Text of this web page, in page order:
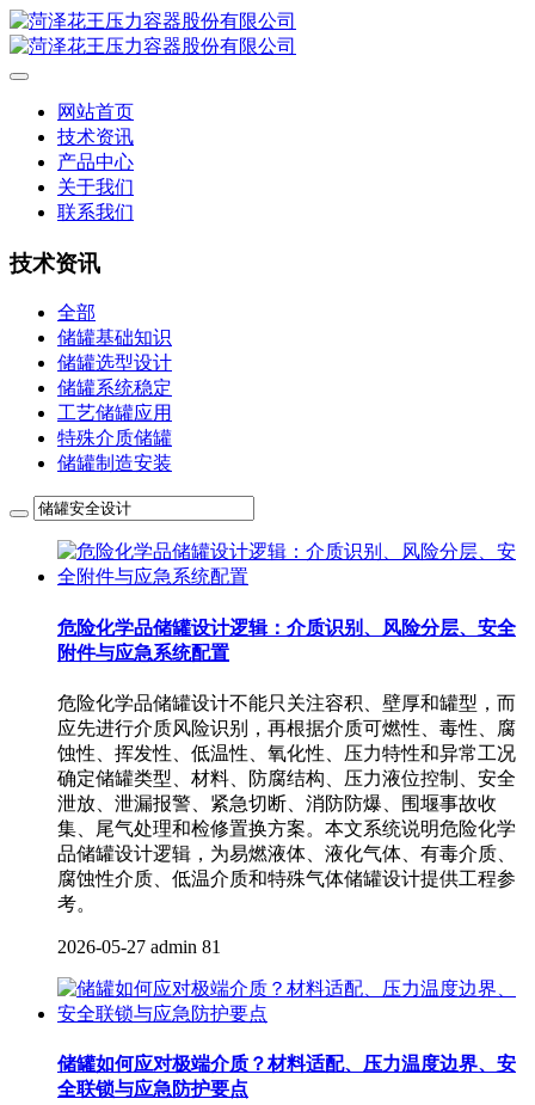
网站首页
技术资讯
产品中心
关于我们
联系我们
技术资讯
全部
储罐基础知识
储罐选型设计
储罐系统稳定
工艺储罐应用
特殊介质储罐
储罐制造安装
危险化学品储罐设计逻辑：介质识别、风险分层、安全
附件与应急系统配置
危险化学品储罐设计不能只关注容积、壁厚和罐型，而
应先进行介质风险识别，再根据介质可燃性、毒性、腐
蚀性、挥发性、低温性、氧化性、压力特性和异常工况
确定储罐类型、材料、防腐结构、压力液位控制、安全
泄放、泄漏报警、紧急切断、消防防爆、围堰事故收
集、尾气处理和检修置换方案。本文系统说明危险化学
品储罐设计逻辑，为易燃液体、液化气体、有毒介质、
腐蚀性介质、低温介质和特殊气体储罐设计提供工程参
考。
2026-05-27 admin 81
储罐如何应对极端介质？材料适配、压力温度边界、安
全联锁与应急防护要点